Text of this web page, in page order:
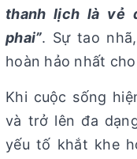
thanh lịch là vẻ
phai”. Sự tao
hoàn hảo nhất
Khi cuộc sống
và trở lên đa
yếu tố khắt khe